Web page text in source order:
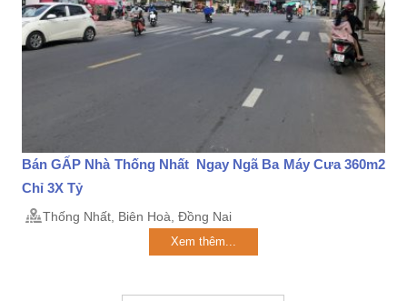
Bán GẤP Nhà Thống Nhất Ngay Ngã Ba Máy Cưa 360m2
Chỉ 3X Tỷ
Thống Nhất, Biên Hoà, Đồng Nai
Xem thêm...